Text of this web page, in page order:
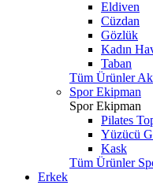
Eldiven
Cüzdan
Gözlük
Kadın
Taban
Tüm Ürünler
Spor Ekipman
Spor Ekipman
Pilates
Yüzücü
Kask
Tüm Ürünler
Erkek